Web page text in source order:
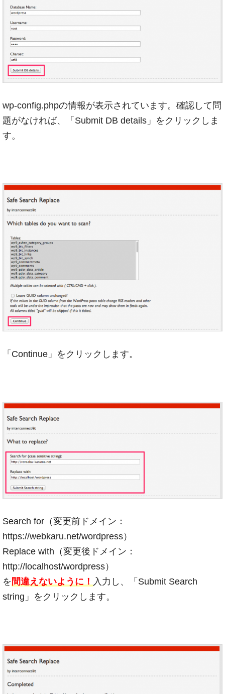
wp-config.phpの情報が表示されています。確認して問
題がなければ、「Submit DB details」をクリックしま
す。
「Continue」をクリックします。
Search for（変更前ドメイン：
https://webkaru.net/wordpress）
Replace with（変更後ドメイン：
http://localhost/wordpress）
を 間違えないように！ 入力し、「Submit Search
string」をクリックします。